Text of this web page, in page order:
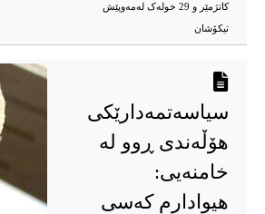
کاتژمێر و 29 خوله‌ک له‌مه‌وپێش‌
تیکۆشان
سیاسەتمەدارێکی
هۆڵەندی ڕوو لە
خامنەیی:
هیوادارم كەسی